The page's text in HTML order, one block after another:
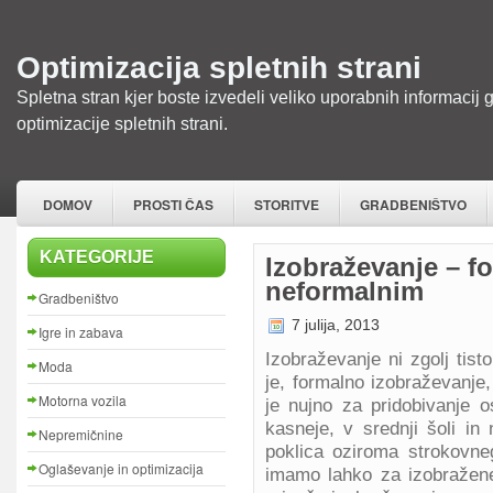
Optimizacija spletnih strani
Spletna stran kjer boste izvedeli veliko uporabnih informacij
optimizacije spletnih strani.
DOMOV PROSTI ČAS STORITVE GRADBENIŠTVO
KATEGORIJE
Gradbeništvo
Igre in zabava
Moda
Motorna vozila
Nepremičnine
Oglaševanje in optimizacija
Izobraževanje –
neformalnim
7 julija, 2013
Izobraževanje ni zgolj
je, formalno
je nujno za pridobivanje
kasneje, v srednji šoli in
poklica oziroma
imamo lahko za